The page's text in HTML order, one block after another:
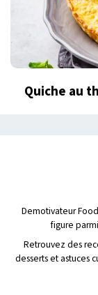
Quiche au
Demotivateur
figure
Retrouvez des
desserts et astuces